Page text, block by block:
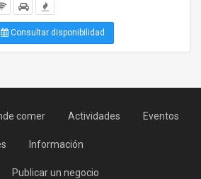
Consultar disponibilidad
comer Actividades Eventos
Información
Publicar un negocio